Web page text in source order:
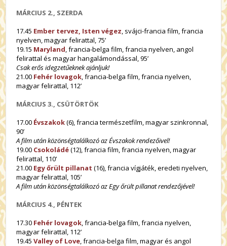
MÁRCIUS 2., SZERDA
17.45 Ember tervez, Isten végez, svájci-francia film, francia
nyelven, magyar felirattal, 75’
19.15 Maryland, francia-belga film, francia nyelven, angol
felirattal és magyar hangalámondással, 95’
Csak erős idegzetűeknek ajánljuk!
21.00 Fehér lovagok, francia-belga film, francia nyelven,
magyar felirattal, 112’
MÁRCIUS 3., CSÜTÖRTÖK
17.00 Évszakok(6), francia természetfilm, magyar szinkronnal,
90’
A film után közönségtalálkozó az Évszakok rendezőivel!
19.00 Csokoládé(12), francia film, francia nyelven, magyar
felirattal, 110’
21.00 Egy őrült pillanat (16), francia vígjáték, eredeti nyelven,
magyar felirattal, 105’
A film után közönségtalálkozó az Egy őrült pillanat rendezőjével!
MÁRCIUS 4., PÉNTEK
17.30 Fehér lovagok, francia-belga film, francia nyelven,
magyar felirattal, 112’
19.45Valley of Love, francia-belga film, magyar és angol